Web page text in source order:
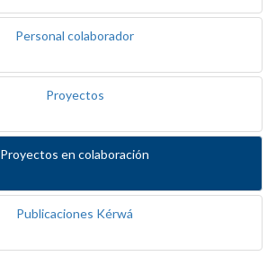
Personal colaborador
Proyectos
Proyectos en colaboración
Publicaciones Kérwá